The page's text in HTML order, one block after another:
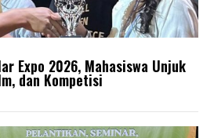
Expo 2026, Mahasiswa Unjuk
dan Kompetisi